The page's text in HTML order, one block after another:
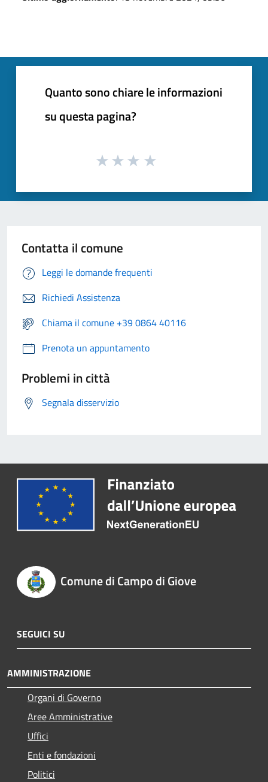
Quanto sono chiare le informazioni
su questa pagina?
Contatta il comune
Leggi le domande frequenti
Richiedi Assistenza
Chiama il comune +39 0864 40116
Prenota un appuntamento
Problemi in città
Segnala disservizio
Comune di Campo di Giove
SEGUICI SU
AMMINISTRAZIONE
Organi di Governo
Aree Amministrative
Uffici
Enti e fondazioni
Politici